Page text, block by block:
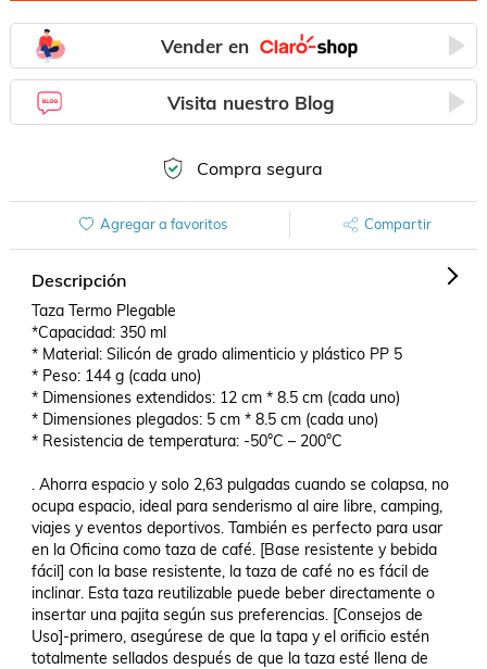
Vender en
Visita nuestro Blog
Compra segura
Agregar a favoritos Compartir
Descripción
Taza Termo Plegable
*Capacidad: 350 ml
* Material: Silicón de grado alimenticio y plástico PP 5
* Peso: 144 g (cada uno)
* Dimensiones extendidos: 12 cm * 8.5 cm (cada uno)
* Dimensiones plegados: 5 cm * 8.5 cm (cada uno)
* Resistencia de temperatura: -50°C – 200°C
. Ahorra espacio y solo 2,63 pulgadas cuando se colapsa, no
ocupa espacio, ideal para senderismo al aire libre, camping,
viajes y eventos deportivos. También es perfecto para usar
en la Oficina como taza de café. [Base resistente y bebida
fácil] con la base resistente, la taza de café no es fácil de
inclinar. Esta taza reutilizable puede beber directamente o
insertar una pajita según sus preferencias. [Consejos de
Uso]-primero, asegúrese de que la tapa y el orificio estén
totalmente sellados después de que la taza esté llena de